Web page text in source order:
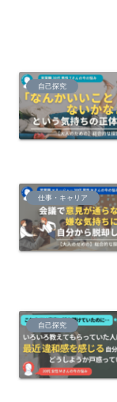
自己探究
仕事・キャリア
自己探究